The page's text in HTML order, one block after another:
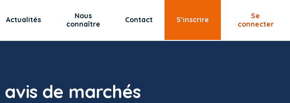
Actualités
Nous
connaître
Contact S’inscrire
Se
connecter
avis de marchés